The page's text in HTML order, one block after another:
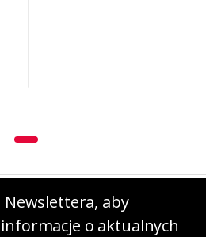
Newslettera, aby
o aktualnych